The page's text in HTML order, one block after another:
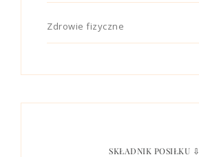
Zdrowie fizyczne
SKŁADNIK POSIŁKU ⇩